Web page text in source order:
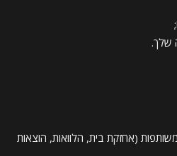
שלך.
(אחזקת בית, הלוואות, הוצאות